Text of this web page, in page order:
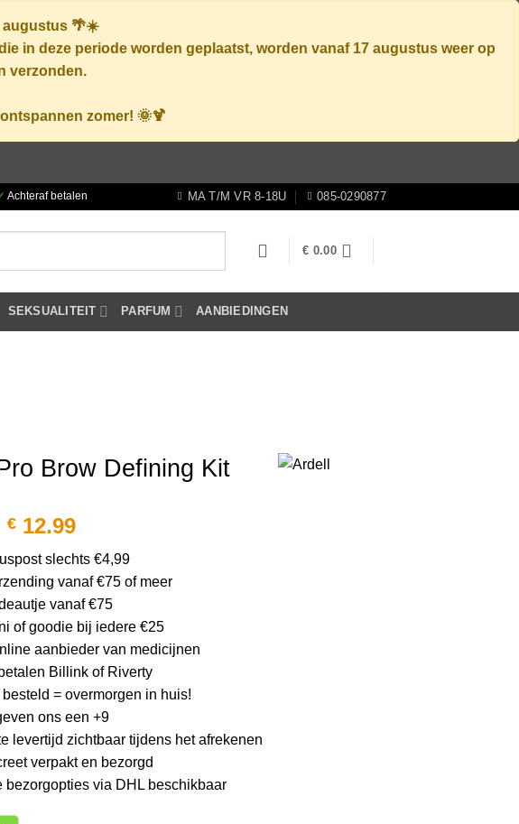
augustus 🌴☀️
in deze periode worden geplaatst, worden vanaf 17 augustus weer op
verzonden.
zomer! 🌞🍹
Achteraf betalen MA T/M VR 8-18U 085-0290877
€ 0.00
SEKSUALITEIT PARFUM AANBIEDINGEN
van het daadwerkelijke product.
Brow Defining Kit
Oorspronkelijke
was:
€ 14.99.
€ 12.99Huidige
is:
€ 12.99.
slechts €4,99
vanaf €75 of meer
vanaf €75
of goodie bij iedere €25
aanbieder van medicijnen
Billink of Riverty
= overmorgen in huis!
ons een +9
levertijd zichtbaar tijdens het afrekenen
verpakt en bezorgd
bezorgopties via DHL beschikbaar